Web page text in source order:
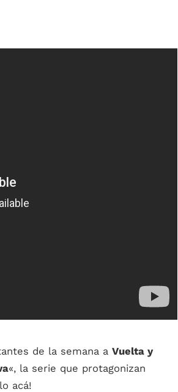
de la semana a Vuelta y
«, la serie que protagonizan
acá!